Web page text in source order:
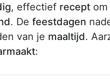
, effectief recept
. De feestdagen
van je maaltijd.
: